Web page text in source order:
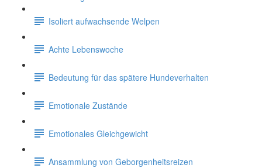
Isoliert aufwachsende Welpen
Achte Lebenswoche
Bedeutung für das spätere Hundeverhalten
Emotionale Zustände
Emotionales Gleichgewicht
Ansammlung von Geborgenheitsreizen